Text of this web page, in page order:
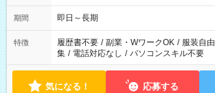
日～長期安定 スタート日は相談可能！ 勤務日／月～金の週4日
～でOK！
期間 即日～長期
特徴 履歴書不要 / 副業・WワークOK / 服装自由
集 / 電話対応なし / パソコンスキル不要
気になる！ 応募する